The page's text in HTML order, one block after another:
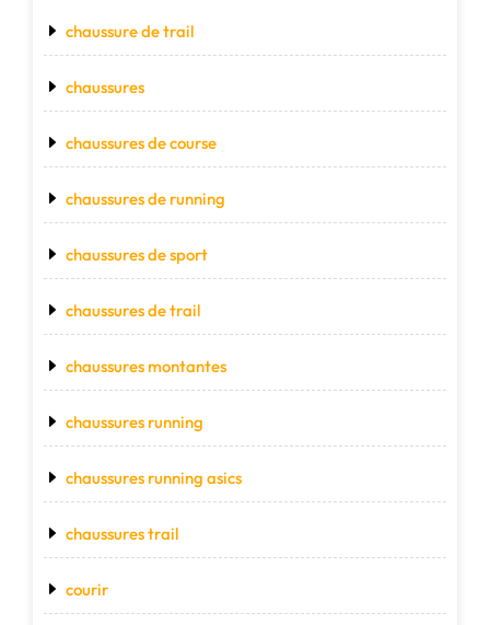
chaussure de trail
chaussures
chaussures de course
chaussures de running
chaussures de sport
chaussures de trail
chaussures montantes
chaussures running
chaussures running asics
chaussures trail
courir